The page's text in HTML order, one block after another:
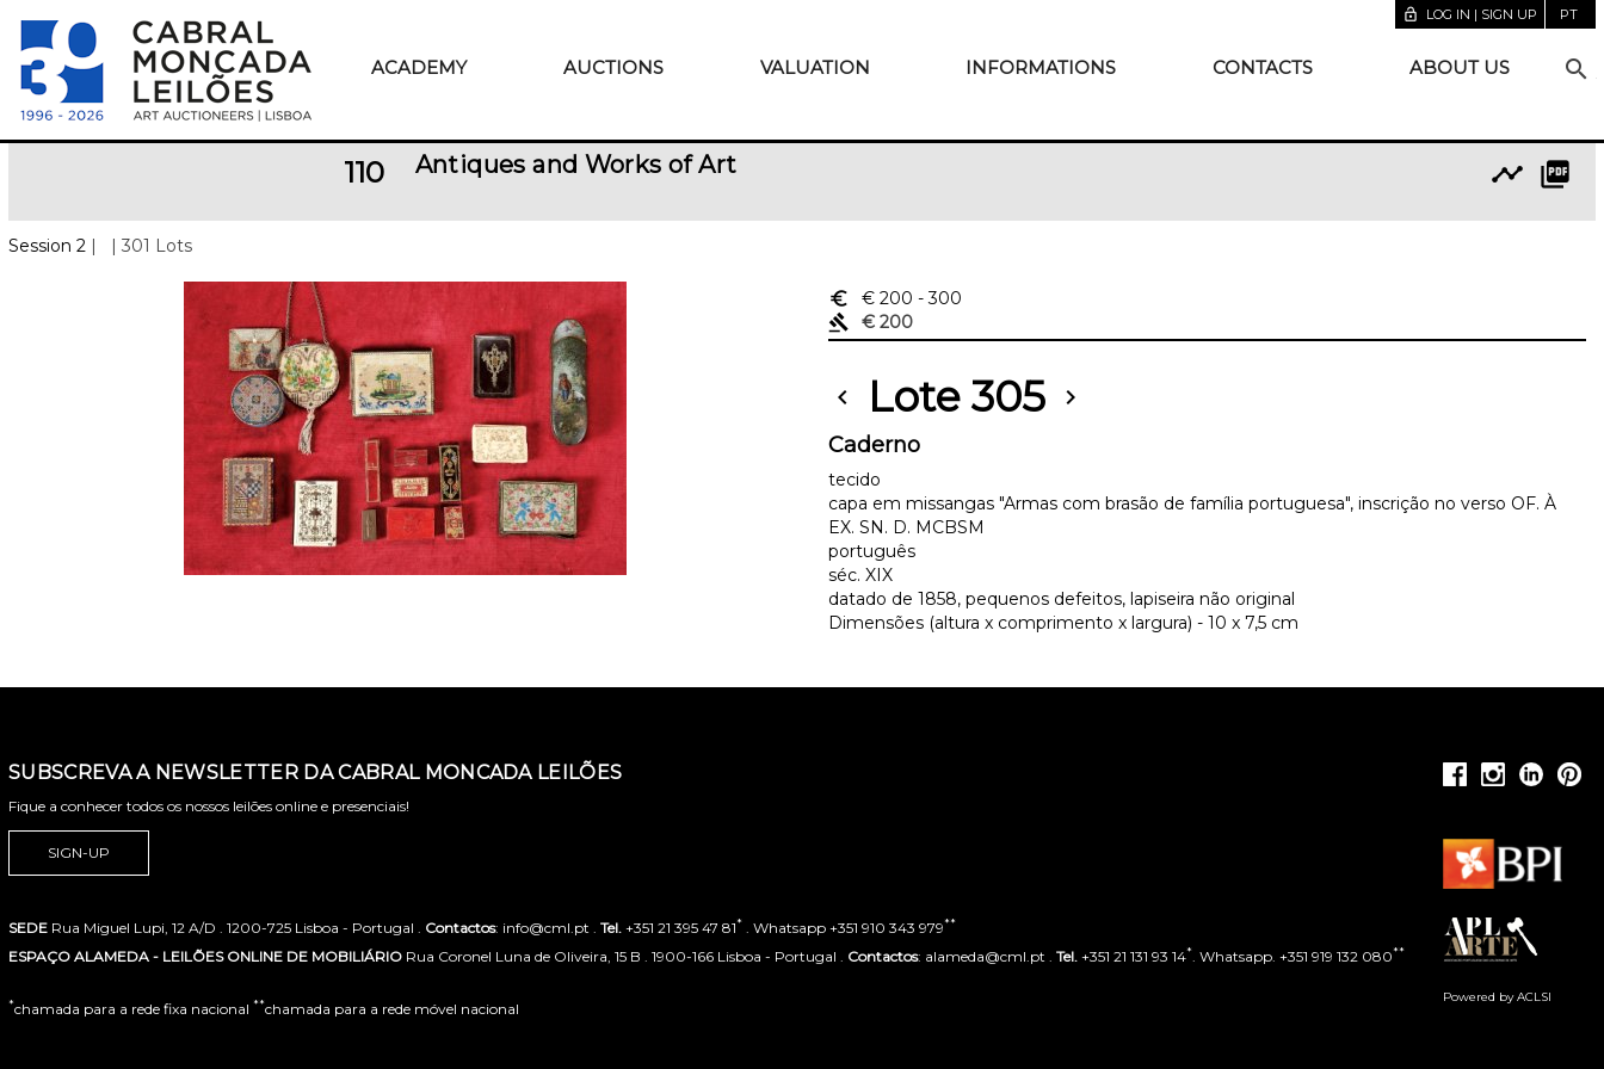
lock_open LOG IN | SIGN UP PT
ACADEMY AUCTIONS VALUATION INFORMATIONS CONTACTS ABOUT US search
110 Antiques and Works of Art picture_as_pdf
timeline
Session 2 | | 301 Lots
euro_symbol € 200 - 300
gavel
€ 200
chevron_left Lote 305 chevron_right
Caderno
tecido
capa em missangas "Armas com brasão de família portuguesa", inscrição no verso OF. À
EX. SN. D. MCBSM
português
séc. XIX
datado de 1858, pequenos defeitos, lapiseira não original
Dimensões (altura x comprimento x largura) - 10 x 7,5 cm
SUBSCREVA A NEWSLETTER DA CABRAL MONCADA LEILÕES
Fique a conhecer todos os nossos leilões online e presenciais!
SIGN-UP
SEDE Rua Miguel Lupi, 12 A/D . 1200-725 Lisboa - Portugal . Contactos: info@cml.pt . Tel. +351 21 395 47 81* . Whatsapp +351 910 343 979**
ESPAÇO ALAMEDA - LEILÕES ONLINE DE MOBILIÁRIO Rua Coronel Luna de Oliveira, 15 B . 1900-166 Lisboa - Portugal . Contactos: alameda@cml.pt . Tel. +351 21 131 93 14* . Whatsapp. +351 919 132 080**
*chamada para a rede fixa nacional **chamada para a rede móvel nacional
Powered by ACLSI